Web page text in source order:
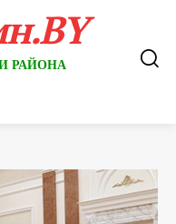
РАЙОНА